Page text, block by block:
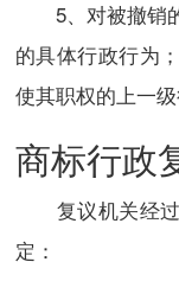
5、对被撤销的
的具体行政行为
使其职权的上一级
商标行政
复议机关经过
定：